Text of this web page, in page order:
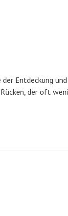
Entdeckung
der oft